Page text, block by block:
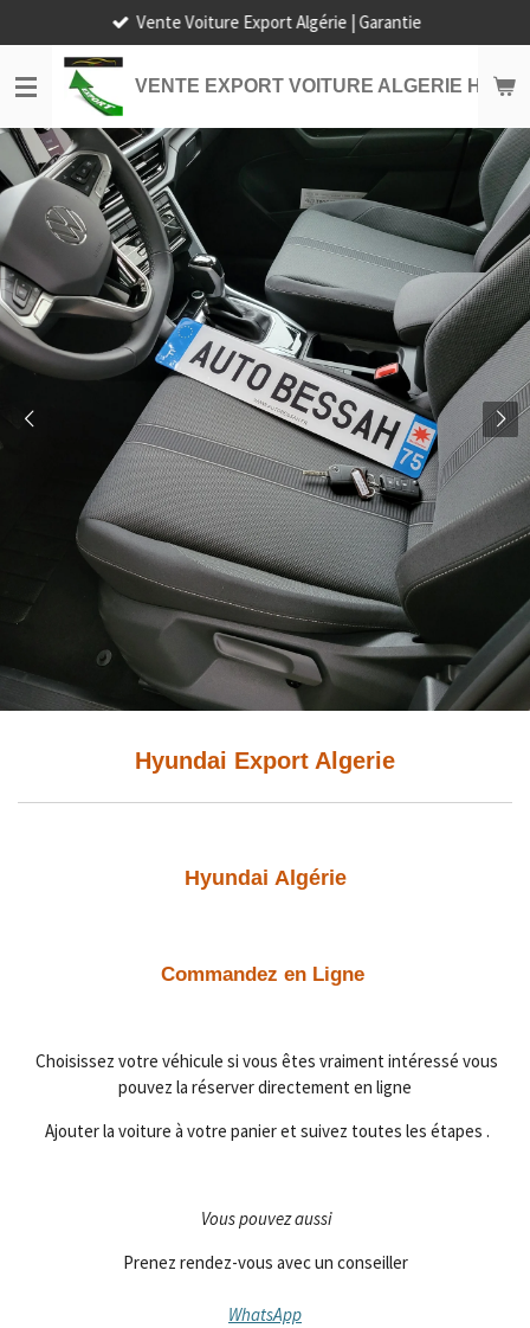
au
contenu
principal
VENTE EXPORT VOITURE ALGERIE HORS
Vente Voiture Export Algérie | Garantie
Hyundai Export Algerie
Hyundai Algérie
Commandez en Ligne
Choisissez votre véhicule si vous êtes vraiment intéressé vous
pouvez la réserver directement en ligne
Ajouter la voiture à votre panier et suivez toutes les étapes .
Vous pouvez aussi
Prenez rendez-vous avec un conseiller
WhatsApp